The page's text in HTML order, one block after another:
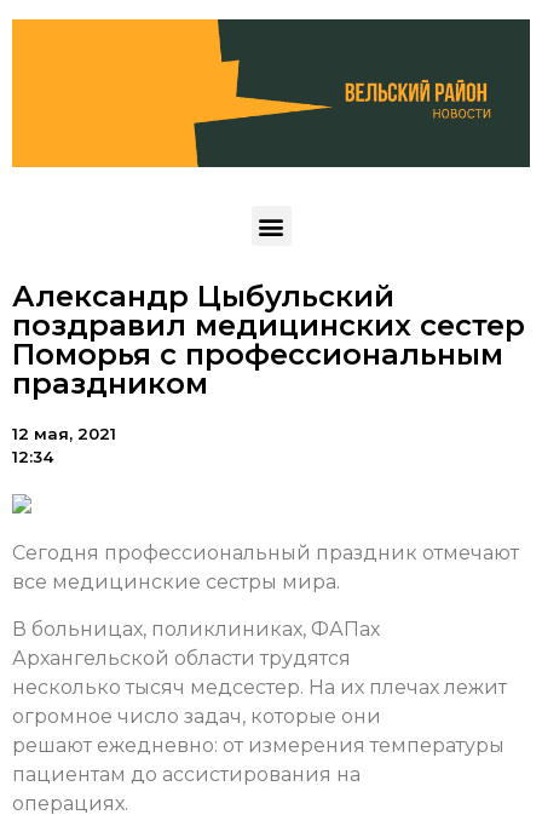
Александр Цыбульский
поздравил медицинских сестер
Поморья с профессиональным
праздником
12 мая, 2021
12:34
Сегодня профессиональный праздник отмечают
все медицинские сестры мира.
В больницах, поликлиниках, ФАПах
Архангельской области трудятся
несколько тысяч медсестер. На их плечах лежит
огромное число задач, которые они
решают ежедневно: от измерения температуры
пациентам до ассистирования на
операциях.